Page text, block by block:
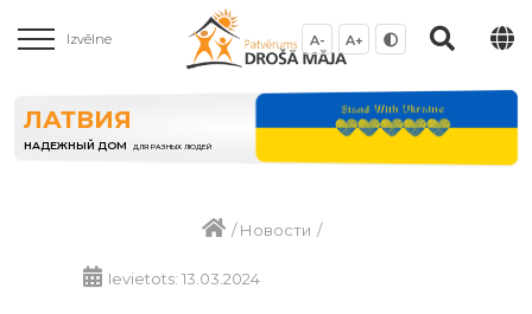
Izvēlne A- A+
ЛАТВИЯ
НАДЕЖНЫЙ ДОМ ДЛЯ РАЗНЫХ ЛЮДЕЙ
/Новости /
Ievietots: 13.03.2024